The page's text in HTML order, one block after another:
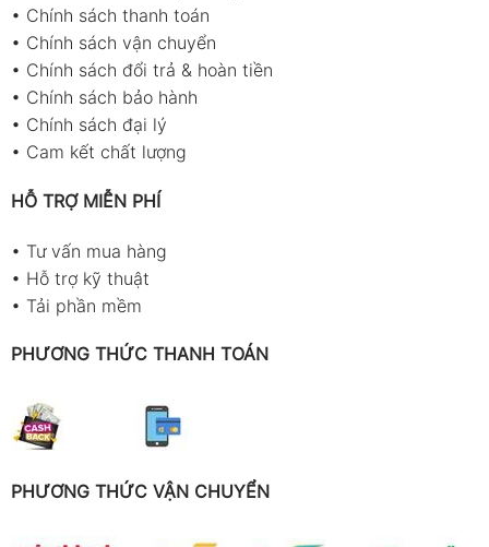
• Chính sách thanh toán
• Chính sách vận chuyển
• Chính sách đổi trả & hoàn tiền
• Chính sách bảo hành
• Chính sách đại lý
• Cam kết chất lượng
HỖ TRỢ MIỄN PHÍ
• Tư vấn mua hàng
• Hỗ trợ kỹ thuật
• Tải phần mềm
PHƯƠNG THỨC THANH TOÁN
PHƯƠNG THỨC VẬN CHUYỂN